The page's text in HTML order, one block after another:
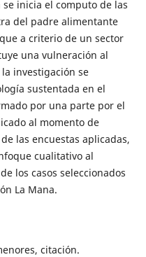
inicia el computo de las
del padre alimentante
a criterio de un sector
una vulneración al
investigación se
sustentada en el
por una parte por el
al momento de
las encuestas aplicadas,
cualitativo al
los casos seleccionados
La Mana.
citación.